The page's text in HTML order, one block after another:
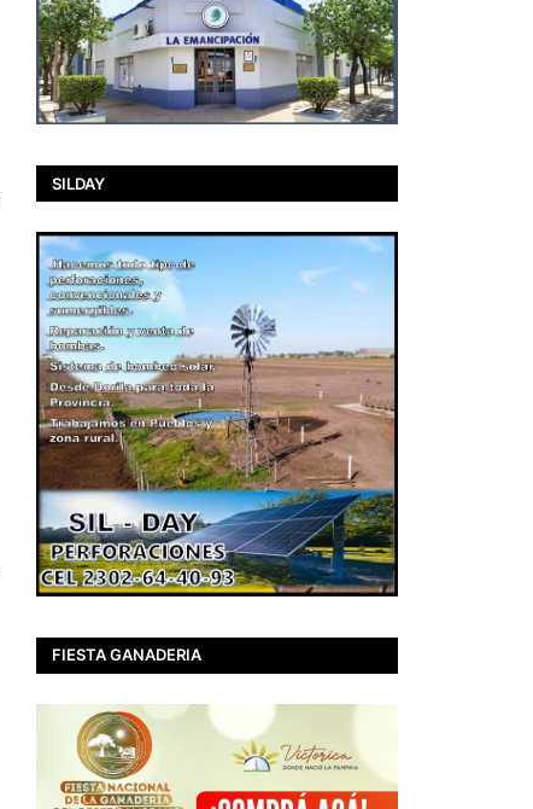
SILDAY
FIESTA GANADERIA